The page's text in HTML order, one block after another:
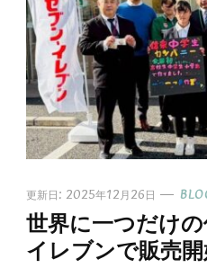
更新日: 2025年12月26日
世界に一つだけ
イレブンで販売